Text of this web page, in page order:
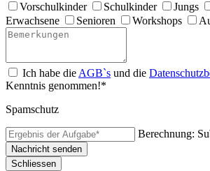
Vorschulkinder Schulkinder Jungs
Erwachsene
Senioren Workshops
Ich habe die AGB`s und die
Kenntnis genommen!*
Spamschutz
Berechnung:
Nachricht senden
Schliessen